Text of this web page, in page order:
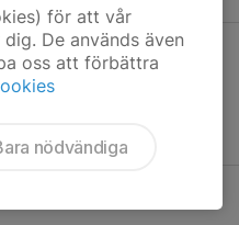
för att vår
De används även
oss att förbättra
nödvändiga